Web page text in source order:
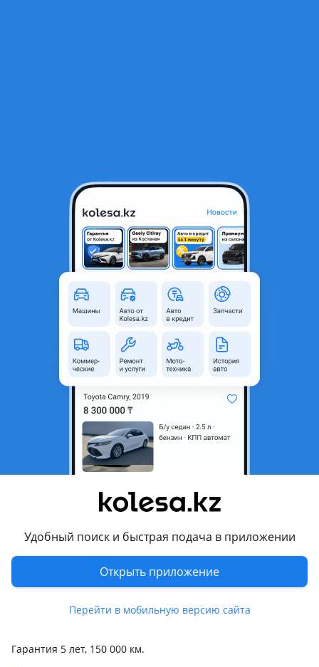
Удобный поиск и быстрая подача в приложении
Открыть приложение
Перейти в мобильную версию сайта
Kia Sportage Luxe 4WD 2026 года
15 590 000 ₸ Новая Официальный дилер
2024 - н.в. 5 поколение
рестайлинг
Кроссовер
Объем двигателя, л
2 (бензин)
Коробка передач
Слева
Растаможен в Казахстане
Комментарий продавца
Tarlan — официальный дилерский центр Kia в г. Костанай
Адрес: пр. Н. Назарбаева, 239А
Kia Sportage 2.0 AT 4WD.
Действует:
Гарантия 5 лет, 150 000 км.